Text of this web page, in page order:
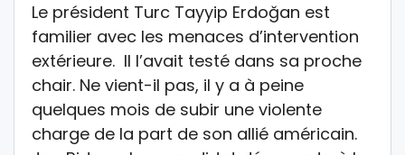
Le président Turc Tayyip Erdoğan est
familier avec les menaces d’intervention
extérieure. Il l’avait testé dans sa proche
chair. Ne vient-il pas, il y a à peine
quelques mois de subir une violente
charge de la part de son allié américain.